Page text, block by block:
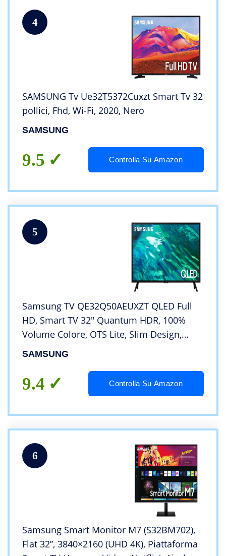
4
SAMSUNG Tv Ue32T5372Cuxzt Smart Tv 32
pollici, Fhd, Wi-Fi, 2020, Nero
SAMSUNG
9.5 Controlla Su Amazon
5
Samsung TV QE32Q50AEUXZT QLED Full
HD, Smart TV 32″ Quantum HDR, 100%
Volume Colore, OTS Lite, Slim Design,
Integrato con Bixby e Alexa compatibile
SAMSUNG
9.4 Controlla Su Amazon
6
Samsung Smart Monitor M7 (S32BM702),
Flat 32”, 3840×2160 (UHD 4K), Piattaforma